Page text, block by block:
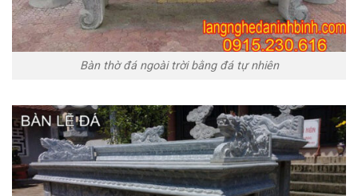
Bàn thờ đá ngoài trời bằng đá tự nhiên